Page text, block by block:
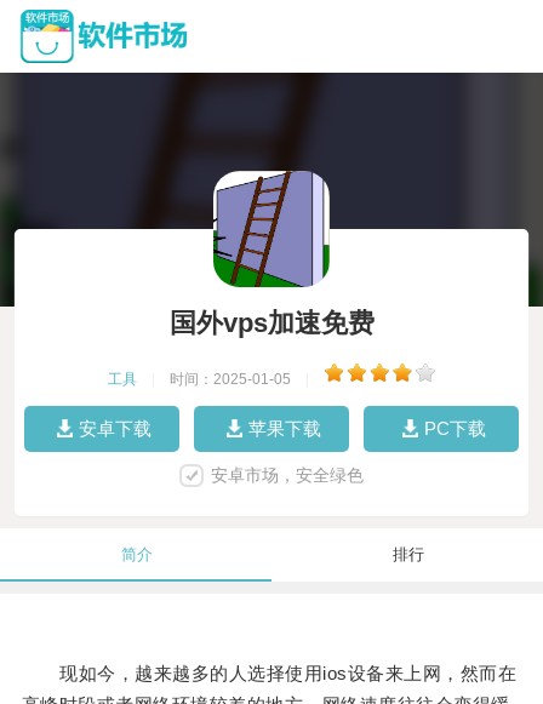
国外vps加速免费
工具 时间：2025-01-05
安卓下载 苹果下载 PC下载
安卓市场，安全绿色
简介 排行
现如今，越来越多的人选择使用ios设备来上网，然而在